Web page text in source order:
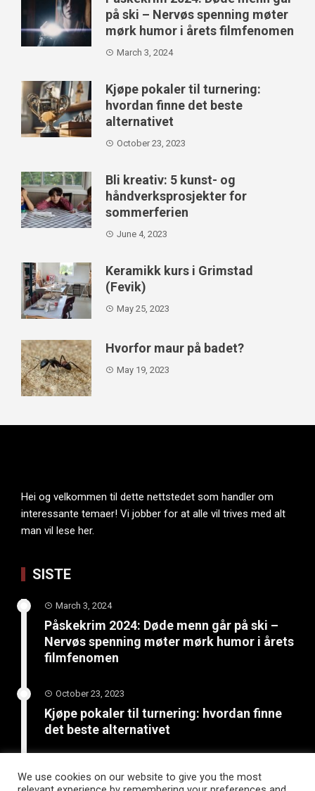
på ski – Nervøs spenning møter
mørk humor i årets filmfenomen
March 3, 2024
Kjøpe pokaler til turnering:
hvordan finne det beste
alternativet
October 23, 2023
Bli kreativ: 5 kunst- og
håndverksprosjekter for
sommerferien
June 4, 2023
Keramikk kurs i Grimstad
(Fevik)
May 25, 2023
Hvorfor maur på badet?
May 19, 2023
Hei og velkommen til dette nettstedet som handler om
interessante temaer! Vi jobber for at alle vil trives med alt
man vil lese her.
SISTE
March 3, 2024
Påskekrim 2024: Døde menn går på ski –
Nervøs spenning møter mørk humor i årets
filmfenomen
October 23, 2023
Kjøpe pokaler til turnering: hvordan finne
det beste alternativet
Bli kreativ: 5 kunst- og
We use cookies on our website to give you the most